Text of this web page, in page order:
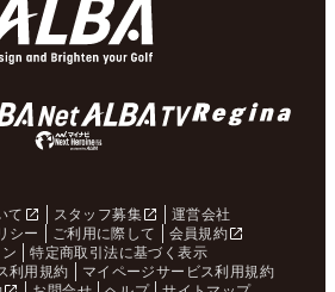
て スタッフ募集
運営会社
シー
ご利用に際して
会員規約
特定商取引法に基づく表示
利用規約
マイページサービス利用規約